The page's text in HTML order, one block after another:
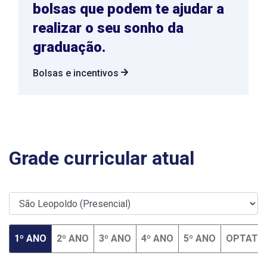
bolsas que podem te ajudar a
realizar o seu sonho da
graduação.
Bolsas e incentivos
Grade curricular atual
1º ANO 2º ANO 3º ANO 4º ANO 5º ANO